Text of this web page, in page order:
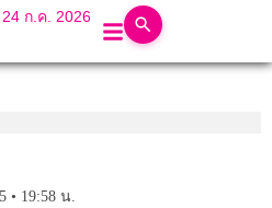
24 ก.ค. 2026
• 19:58 น.